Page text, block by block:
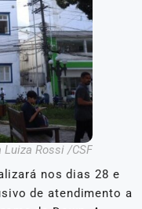
Rossi /CSF
nos dias 28 e
de atendimento a